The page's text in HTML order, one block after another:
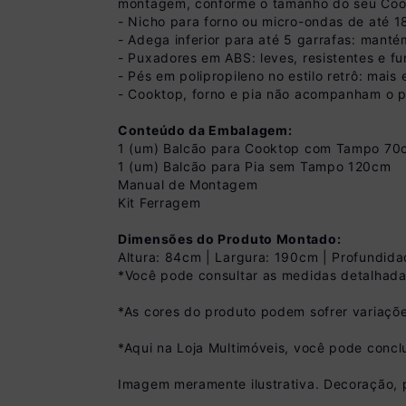
Pix
montagem, conforme o tamanho do seu
- Nicho para forno ou micro-ondas de até
- Adega inferior para até 5 garrafas:
- Puxadores em ABS: leves, resistentes e
- Pés em polipropileno no estilo retrô:
- Cooktop, forno e pia não acompanham o
Conteúdo da Embalagem:
1 (um) Balcão para Cooktop com Tampo
1 (um) Balcão para Pia sem Tampo 120cm
Manual de Montagem
Kit Ferragem
Dimensões do Produto Montado:
Altura: 84cm | Largura: 190cm |
*Você pode consultar as medidas
*As cores do produto podem sofrer
*Aqui na Loja Multimóveis, você pode
Imagem meramente ilustrativa.